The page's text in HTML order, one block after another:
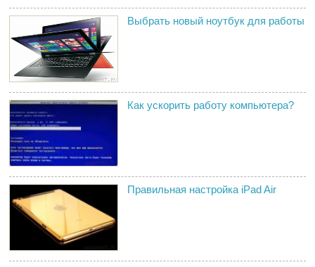
Выбрать новый ноутбук для работы
Как ускорить работу компьютера?
Правильная настройка iPad Air